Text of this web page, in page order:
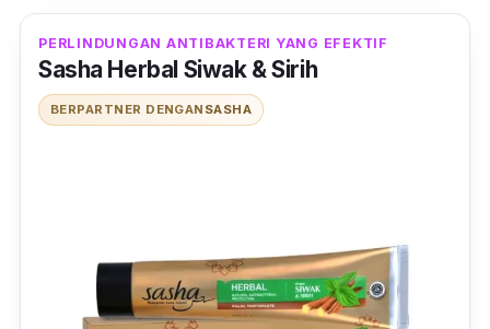
digunakan oleh anak-anak dan orang
dewasa.
PERLINDUNGAN ANTIBAKTERI YANG EFEKTIF
Sasha Herbal Siwak & Sirih
BERPARTNER DENGAN SASHA